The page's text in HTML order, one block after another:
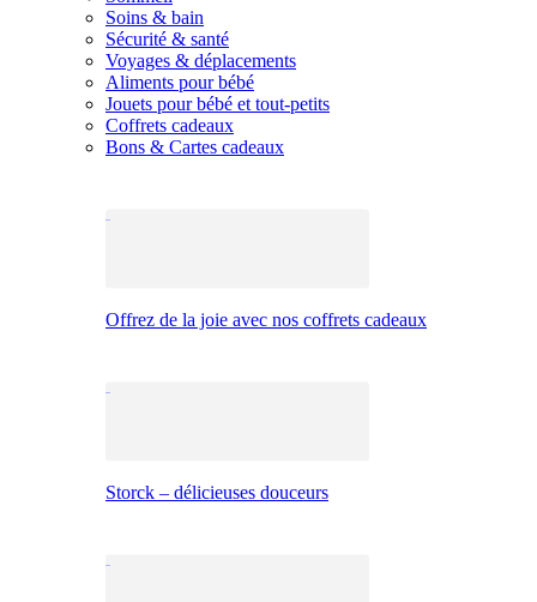
Soins & bain
Sécurité & santé
Voyages & déplacements
Aliments pour bébé
Jouets pour bébé et tout-petits
Coffrets cadeaux
Bons & Cartes cadeaux
Offrez de la joie avec nos coffrets cadeaux
Storck – délicieuses douceurs